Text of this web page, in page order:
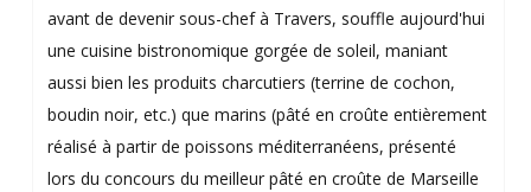
avant de devenir sous-chef à Travers, souffle aujourd'hui
une cuisine bistronomique gorgée de soleil, maniant
aussi bien les produits charcutiers (terrine de cochon,
boudin noir, etc.) que marins (pâté en croûte entièrement
réalisé à partir de poissons méditerranéens, présenté
lors du concours du meilleur pâté en croûte de Marseille